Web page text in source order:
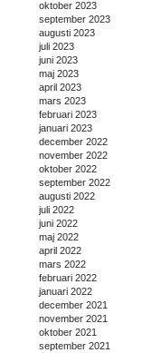
oktober 2023
september 2023
augusti 2023
juli 2023
juni 2023
maj 2023
april 2023
mars 2023
februari 2023
januari 2023
december 2022
november 2022
oktober 2022
september 2022
augusti 2022
juli 2022
juni 2022
maj 2022
april 2022
mars 2022
februari 2022
januari 2022
december 2021
november 2021
oktober 2021
september 2021